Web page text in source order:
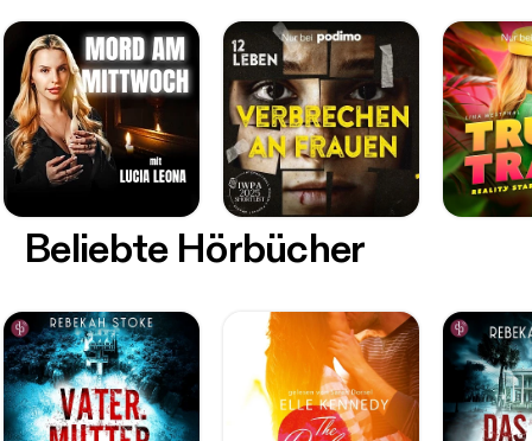
Beliebte Hörbücher